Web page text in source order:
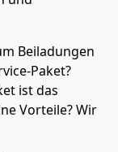
Beiladungen
Paket?
ist das
Vorteile? Wir